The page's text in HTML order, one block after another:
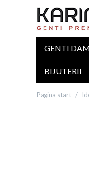
GENTI
BIJUTERII
Pagina start /